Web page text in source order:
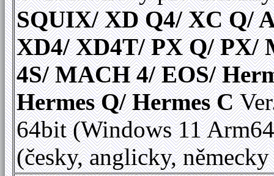
SQUIX/ XD Q4/ XC Q/
XD4/ XD4T/ PX Q/ PX/
4S/ MACH 4/ EOS/
Hermes Q/ Hermes C
64bit (Windows 11
(česky, anglicky,